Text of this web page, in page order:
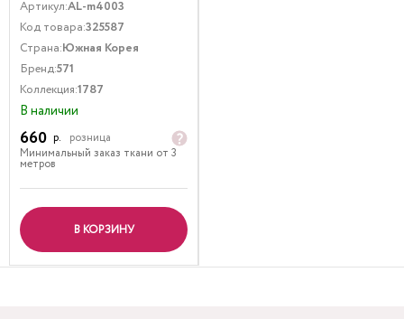
Артикул:AL-m4003
Код товара:325587
Страна:Южная Корея
Бренд:571
Коллекция:1787
В наличии
660 р.
розница
Минимальный заказ ткани от 3
метров
В КОРЗИНУ